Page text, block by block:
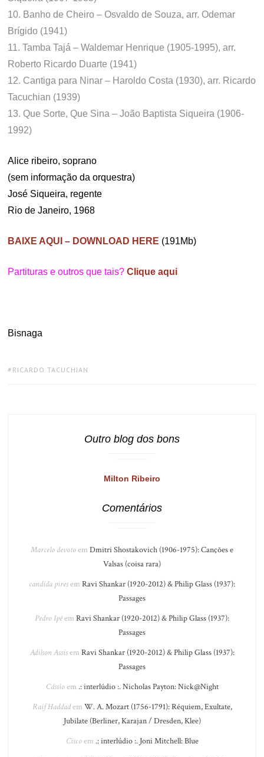
10. Banho de Cheiro – Osvaldo de Souza, arr. Odemar
Brígido (1941)
11. Tamba Tajá – Waldemar Henrique (1905-1995), arr.
Roberto Ricardo Duarte (1941)
12. Cantiga para Ninar – Haroldo Costa (1930), arr. Ricardo
Tacuchian (1939)
13. Que Sorte, Que Sina – João Baptista Siqueira (1906-
1992)
Alice ribeiro, soprano
(sem informação da orquestra)
José Siqueira, regente
Rio de Janeiro, 1968
BAIXE AQUI – DOWNLOAD HERE (191Mb)
Partituras e outros que tais? Clique aqui
Bisnaga
TAGS:
RICARDO TACUCHIAN
Outro blog dos bons
Milton Ribeiro
Comentários
Marcelo devotoem Dmitri Shostakovich (1906-1975): Canções e
Valsas (coisa rara)
candida piresem Ravi Shankar (1920-2012) & Philip Glass (1937):
Passages
Pedro Ipêem Ravi Shankar (1920-2012) & Philip Glass (1937):
Passages
Adilson Assisem Ravi Shankar (1920-2012) & Philip Glass (1937):
Passages
Cássioem .: interlúdio :. Nicholas Payton: Nick@Night
Raif Haddadem W. A. Mozart (1756-1791): Réquiem, Exultate,
Jubilate (Berliner, Karajan / Dresden, Klee)
Ciscoem .: interlúdio :. Joni Mitchell: Blue